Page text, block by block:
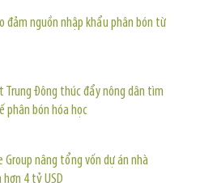
đảm nguồn nhập khẩu phân bón từ
Trung Đông thúc đẩy nông dân tìm
phân bón hóa học
Group nâng tổng vốn dự án nhà
4 tỷ USD